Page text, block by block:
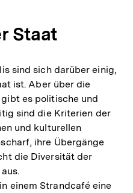
Staat
sind sich darüber einig,
ist. Aber über die
es politische und
sind die Kriterien der
und kulturellen
ihre Übergänge
die Diversität der
einem Strandcafé eine